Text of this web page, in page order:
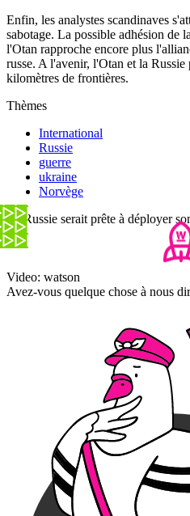
Enfin, les analystes scandinaves
sabotage. La possible adhésion de
l'Otan rapproche encore plus
russe. A l'avenir, l'Otan et la
kilomètres de frontières.
Thèmes
International
Russie
guerre
ukraine
Norvège
La Russie serait prête à déployer
Video: watson
Avez-vous quelque chose à nous